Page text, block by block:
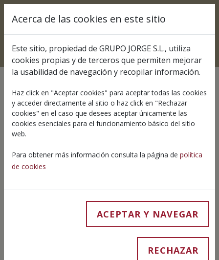
Pasar al contenido principal
Select your
28 NOVEMBER 2022
Fundación Grupo Jorge se
suma a la plantación de
árboles del Bosque de los
Zaragozanos
Jorge Pork Meat
Acerca de las cookies en este sitio
Este sitio, propiedad de GRUPO JORGE S.L., utiliza
cookies propias y de terceros que permiten mejorar
la usabilidad de navegación y recopilar información.
Haz click en "Aceptar cookies" para aceptar todas las cookies
y acceder directamente al sitio o haz click en "Rechazar
cookies" en el caso que desees aceptar únicamente las
cookies esenciales para el funcionamiento básico del sitio
web.
Para obtener más información consulta la página de política
de cookies
ACEPTAR Y NAVEGAR
RECHAZAR